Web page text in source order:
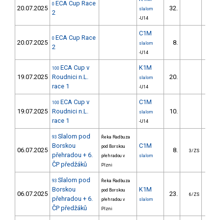
20.07.2025
0 ECA Cup Race
2
slalom
-U14
32.
20.07.2025
0 ECA Cup Race
2
C1M
slalom
-U14
8.
19.07.2025
100 ECA Cup v
Roudnici n.L.
race 1
K1M
slalom
-U14
20.
19.07.2025
100 ECA Cup v
Roudnici n.L.
race 1
C1M
slalom
-U14
10.
06.07.2025
93 Slalom pod
Borskou
přehradou + 6.
ČP předžáků
Řeka Radbuza
pod Borskou
přehradou v
Plzni
C1M
slalom
8. 3/ZS
06.07.2025
93 Slalom pod
Borskou
přehradou + 6.
ČP předžáků
Řeka Radbuza
pod Borskou
přehradou v
Plzni
K1M
slalom
23. 6/ZS